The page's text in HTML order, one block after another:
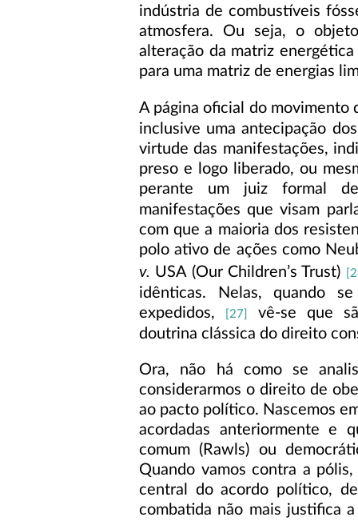
indústria de combustíveis
atmosfera. Ou seja, o
alteração da matriz
para uma matriz de energias
A página oficial do movimento
inclusive uma antecipação
virtude das manifestações,
preso e logo liberado, ou
perante um juiz formal de
manifestações que visam
com que a maioria dos
polo ativo de ações como
v. USA (Our Children’s Trust)
idênticas. Nelas, quando
expedidos,
[27]
vê-se que
doutrina clássica do direito
Ora, não há como se
considerarmos o direito de
ao pacto político. Nascemos
acordadas anteriormente e
comum (Rawls) ou
Quando vamos contra a
central do acordo político,
combatida não mais justifica